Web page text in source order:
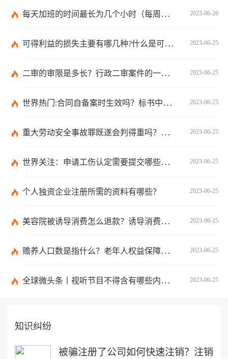
2023-06-26
每天加班的时间最长为几个小时（每周加班不能超过多少小时）
2023-06-25
可得利益的损失主要有哪几种?什么是可得利益？|天天速读
2023-06-25
二审的审限是多长？行政二审案件的一般处理规则是什么?
2023-06-25
世界热门:合同自备案时生效吗？标书中的合同需要全部放上去吗？
2023-06-25
重大劳动安全事故罪既遂会判得重吗？重大劳动安全事故罪与玩忽职守罪的界限是什么？_世界速看
2023-06-25
世界关注：申请工伤认定需要提交哪些材料？提出工伤认定申请依据是什么？
2023-06-25
个人独资企业注册所需的资料有哪些？
2023-06-25
美容院被诱导消费怎么退款？诱导消费多少钱可以立案？ 当前短讯
2023-06-25
赡养人口数是指什么？老年人权益保障法第十四条的内容是什么？
2023-06-25
全球微头条丨视听节目不得含有哪些内容？网络视听监管新规的内容是什么？
知识纠纷
被骗注册了公司如何快速注销？注销